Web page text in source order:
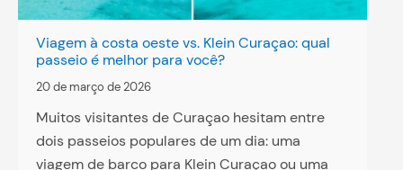
Viagem à costa oeste vs. Klein Curaçao: qual
passeio é melhor para você?
20 de março de 2026
Muitos visitantes de Curaçao hesitam entre
dois passeios populares de um dia: uma
viagem de barco para Klein Curaçao ou uma